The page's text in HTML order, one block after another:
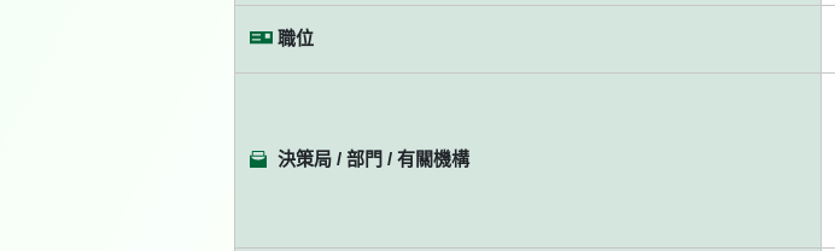
職位
決策局 / 部門 / 有關機構